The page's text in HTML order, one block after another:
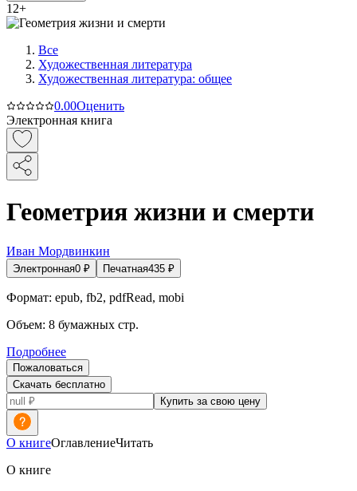
12+
Все
Художественная литература
Художественная литература: общее
0.00Оценить
Электронная книга
Геометрия жизни и смерти
Иван Мордвинкин
Электронная0 ₽ Печатная435 ₽
Формат: epub, fb2, pdfRead, mobi
Объем: 8 бумажных стр.
Подробнее
Пожаловаться
Скачать бесплатно
Купить за свою цену
О книгеОглавлениеЧитать
О книге